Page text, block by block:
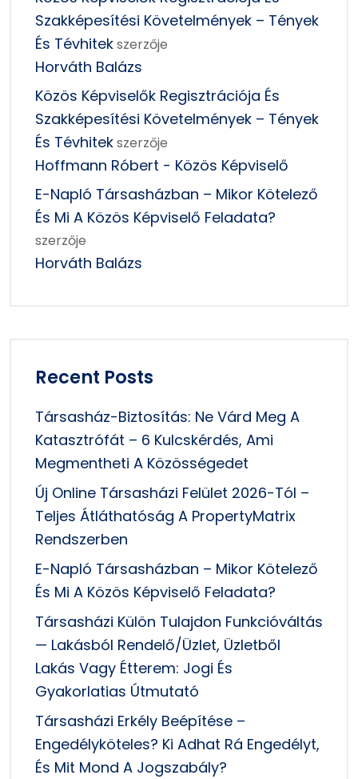
Szakképesítési Követelmények – Tények
És Tévhitekszerzője
Horváth Balázs
Közös Képviselők Regisztrációja És
Szakképesítési Követelmények – Tények
És Tévhitekszerzője
Hoffmann Róbert - Közös Képviselő
E-Napló Társasházban – Mikor Kötelező
És Mi A Közös Képviselő Feladata?
szerzője
Horváth Balázs
Recent Posts
Társasház-Biztosítás: Ne Várd Meg A
Katasztrófát – 6 Kulcskérdés, Ami
Megmentheti A Közösségedet
Új Online Társasházi Felület 2026-Tól –
Teljes Átláthatóság A PropertyMatrix
Rendszerben
E-Napló Társasházban – Mikor Kötelező
És Mi A Közös Képviselő Feladata?
Társasházi Külön Tulajdon Funkcióváltás
— Lakásból Rendelő/üzlet, Üzletből
Lakás Vagy Étterem: Jogi És
Gyakorlatias Útmutató
Társasházi Erkély Beépítése –
Engedélyköteles? Ki Adhat Rá Engedélyt,
És Mit Mond A Jogszabály?